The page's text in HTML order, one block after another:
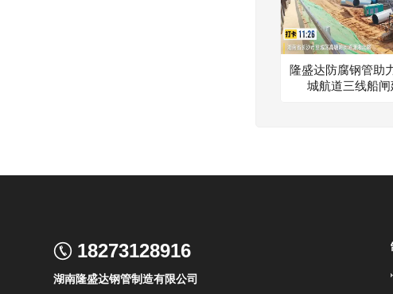
隆盛达防腐钢管助
城航道三线船
18273128916
湖南隆盛达钢管制造有限公司